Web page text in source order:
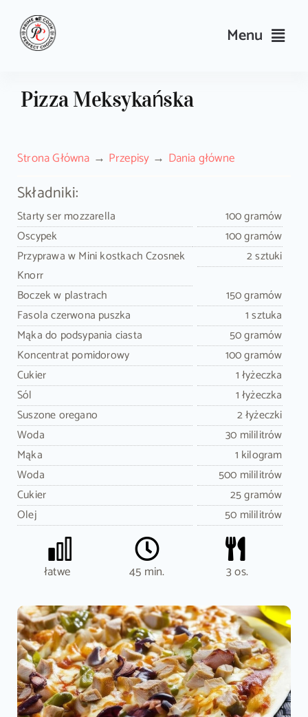
content
Menu
Przepisy
Wyposażenie
Search
for:
Pizza Meksykańska
Strona Główna Przepisy Dania główne
Składniki:
Starty ser mozzarella
100 gramów
Oscypek
100 gramów
Przyprawa w Mini kostkach Czosnek
Knorr
2 sztuki
Boczek w plastrach
150 gramów
Fasola czerwona puszka
1 sztuka
Mąka do podsypania ciasta
50 gramów
Koncentrat pomidorowy
100 gramów
Cukier
1 łyżeczka
Sól
1 łyżeczka
Suszone oregano
2 łyżeczki
Woda
30 mililitrów
Mąka
1 kilogram
Woda
500 mililitrów
Cukier
25 gramów
Olej
50 mililitrów
łatwe 45 min. 3 os.